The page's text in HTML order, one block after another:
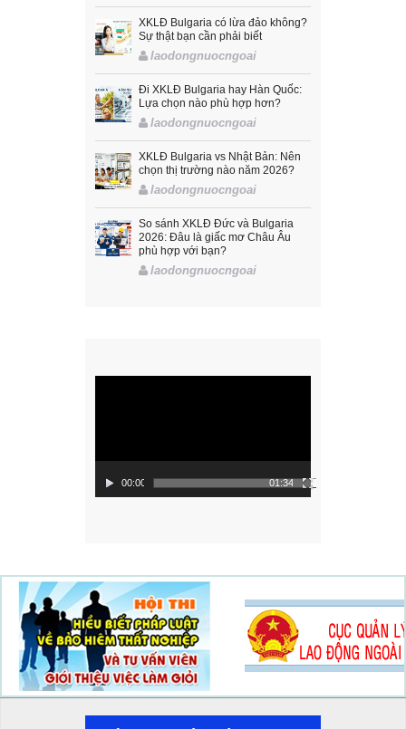
XKLĐ Bulgaria có lừa đảo không?
Sự thật bạn cần phải biết
laodongnuocngoai
Đi XKLĐ Bulgaria hay Hàn Quốc:
Lựa chọn nào phù hợp hơn?
laodongnuocngoai
XKLĐ Bulgaria vs Nhật Bản: Nên
chọn thị trường nào năm 2026?
laodongnuocngoai
So sánh XKLĐ Đức và Bulgaria
2026: Đâu là giấc mơ Châu Âu
phù hợp với bạn?
laodongnuocngoai
chơi
00:00 01:34